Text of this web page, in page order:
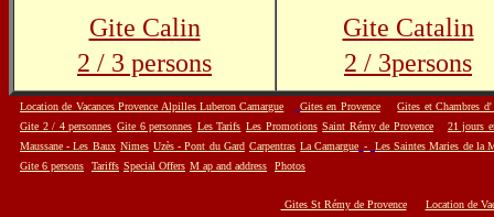
Gite Calin
2 / 3 persons
Gite Catalin
2 / 3persons
Location de Vacances Provence Alpilles Luberon Camargue Gites en Provence
Gites et Chambres d'
Gite 2 / 4 personnes Gite 6 personnes Les Tarifs Les Promotions Saint Rémy de Provence
21 jours
Maussane - Les Baux Nimes Uzès - Pont du Gard Carpentras La Camargue -
Les Saintes Maries de la
Gite 6 persons
Tariffs Special Offers M ap and address Photos
Gites St Rémy de Provence Location de